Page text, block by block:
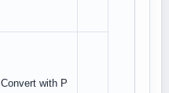
Convert with P